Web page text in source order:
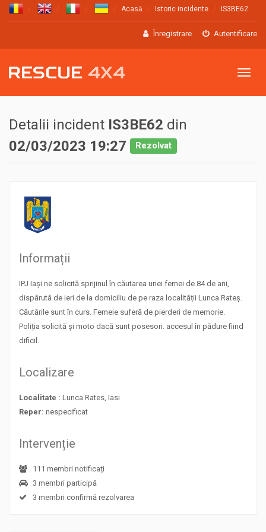
Acasă Istoric incidente IS3BE62
Înregistrare Autentificare
Meniu
Detalii incident IS3BE62 din
02/03/2023 19:27
Rezolvat
Informații
IPJ Iași ne solicită sprijinul în căutarea unei femei de 84 de ani,
dispărută de ieri de la domiciliu de pe raza localității Lunca Rateș.
Căutările sunt în curs. Femeie suferă de pierderi de memorie.
Poliția solicită și moto dacă sunt posesori. accesul în pădure fiind
dificil.
Localizare
Localitate : Lunca Rates, Iasi
Reper: nespecificat
Intervenție
111 membri notificați
3 membri participă
3 membri confirmă rezolvarea